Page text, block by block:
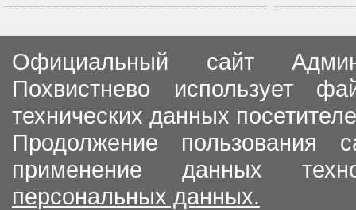
Официальный сайт
Похвистнево использует
технических данных
Продолжение пользования
применение данных
персональных данных.